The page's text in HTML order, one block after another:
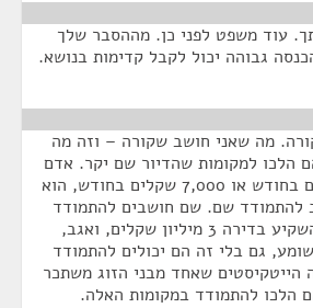
עוד משפט לפני כן. מההסבר שלך
גבוהה יכול לקבל קדימות בנושא.
מה שאני חושב שקורה – וזה מה
למקומות שהדיור שם יקר. אדם
שמקבל 10,000 שקלים בחודש או 7,000 שקלים בחודש, הוא
להתמודד שם. שם חושבים להתמודד
אותם אלה שיכולים להשקיע בדירה 3 מיליון שקלים, ואגב,
גם בלי זה הם יכולים להתמודד
הייטקיסטים שאחד מבני הזוג משתכר